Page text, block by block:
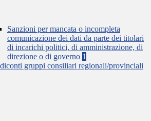
Sanzioni per mancata o incompleta
comunicazione dei dati da parte dei titolari
di incarichi politici, di amministrazione, di
direzione o di governo 1
gruppi consiliari regionali/provinciali